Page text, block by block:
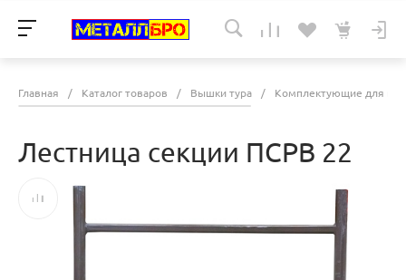
Главная / Каталог товаров / Вышки тура / Комплектующие для
Лестница секции ПСРВ 22